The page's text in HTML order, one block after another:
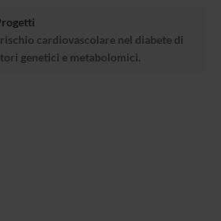
cardiovascolare nel diabete di
genetici e metabolomici.